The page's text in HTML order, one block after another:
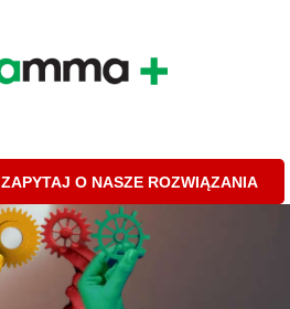
ZAPYTAJ O NASZE ROZWIĄZANIA